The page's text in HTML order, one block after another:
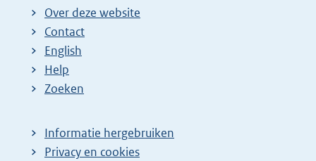
Over deze website
Contact
English
Help
Zoeken
Informatie hergebruiken
Privacy en cookies